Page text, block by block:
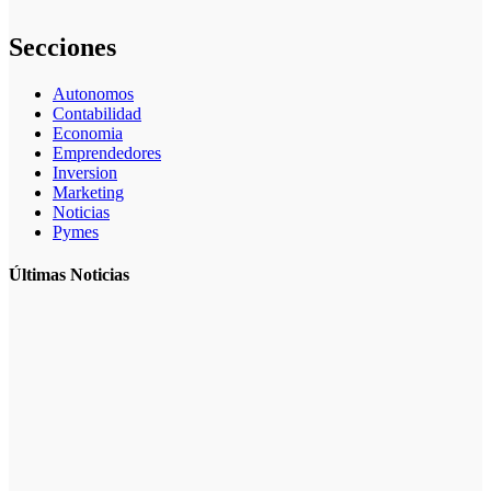
Secciones
Autonomos
Contabilidad
Economia
Emprendedores
Inversion
Marketing
Noticias
Pymes
Últimas Noticias